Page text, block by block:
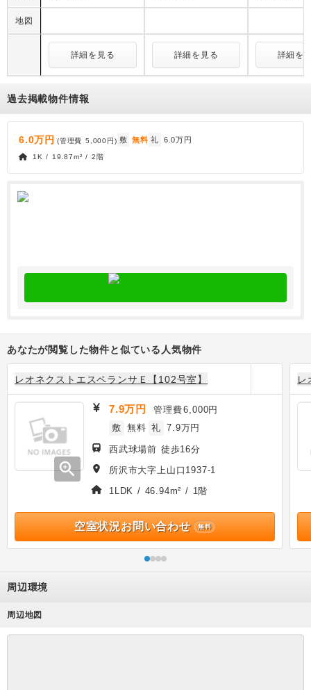
地図
詳細を見る 詳細を見る 詳細を
過去掲載物件情報
6.0万円 (管理費 5,000円) 敷 無料 礼 6.0万円
1K / 19.87m² / 2階
あなたが閲覧した物件と似ている人気物件
レオネクストエスペランサＥ【102号室】
zoom_in
7.9万円 管理費6,000円
敷 無料 礼 7.9万円
西武球場前 徒歩16分
所沢市大字上山口1937-1
1LDK / 46.94m² / 1階
空室状況お問い合わせ 無料
レ
周辺環境
周辺地図